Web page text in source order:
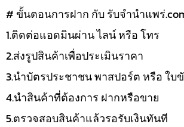
# ขั้นตอนการฝาก กับ รับจำนำแพร่
1.ติดต่อแอดมินผ่าน ไลน์ หรือ โทร
2.ส่งรูปสินค้าเพื่อประเมินราคา
3.นำบัตรประชาชน พาสปอร์ต หรือ ใบ
4.นำสินค้าที่ต้องการ ฝากหรือขาย
5.ตรวจสอบสินค้าแล้วรอรับเงินทันที